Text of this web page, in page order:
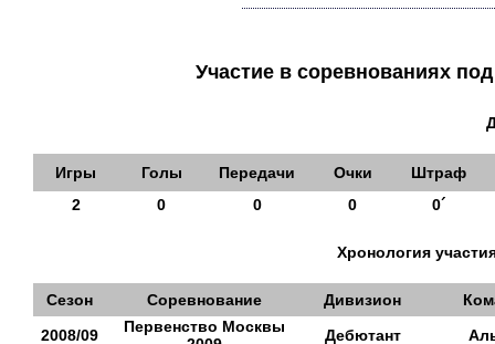
Участие в соревнованиях
Игры Голы Передачи Очки
Штраф
2
0 0 0 0´
Хронология
Сезон Соревнование Дивизион
2008/09
Первенство Москвы
Дебютант